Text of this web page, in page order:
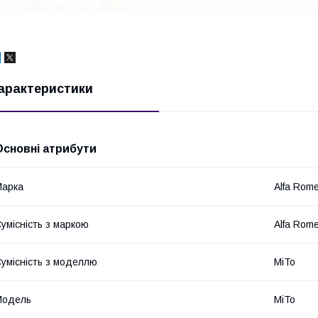
атрибути
Alfa
з маркою Alfa
з моделлю MiTo
MiTo